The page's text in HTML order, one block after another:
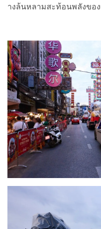
างล้นหลามสะท้อนพลังของ